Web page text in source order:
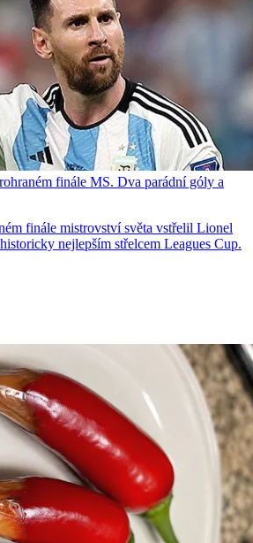
finále MS. Dva parádní góly a
finále mistrovství světa vstřelil Lionel
nejlepším střelcem Leagues Cup.